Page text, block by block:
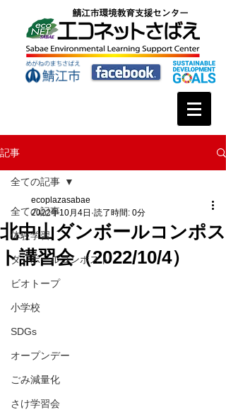
記事
全ての記事
体験学習
ダンボールコンポスト
ビオトープ
小学校
SDGs
オープンデー
ごみ減量化
さけ学習会
全ての記事
北中山ダンボールコンポス
ト講習会（2022/10/4）
ecoplazasabae
2022年10月4日 読了時間: 0分